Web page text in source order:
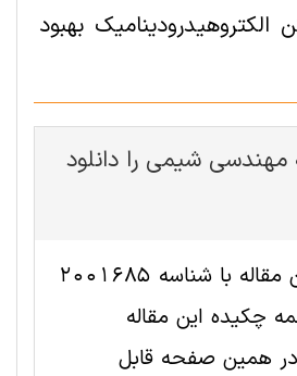
بهبود
مهندسی شیمی را دانلود
فایل انگلیسی این مقاله با شناسه 2001685
چکیده این مقاله
همین صفحه قابل